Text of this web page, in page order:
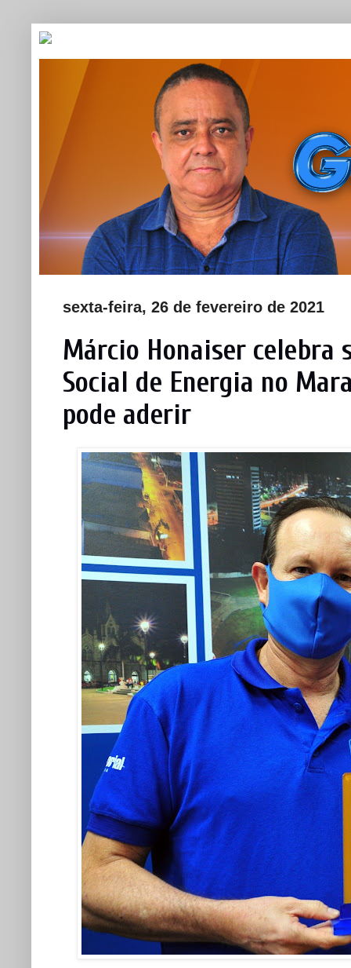
sexta-feira, 26 de fevereiro de 2021
Márcio Honaiser celebra
Social de Energia no
pode aderir